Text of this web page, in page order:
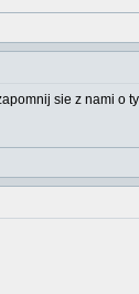
sie z nami o